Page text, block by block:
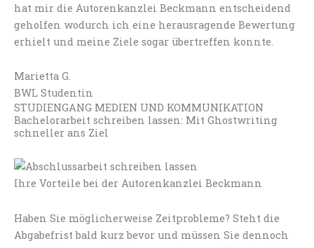
hat mir die Autorenkanzlei Beckmann entscheidend
geholfen wodurch ich eine herausragende Bewertung
erhielt und meine Ziele sogar übertreffen konnte.
Marietta G.
BWL Studentin
STUDIENGANG MEDIEN UND KOMMUNIKATION
Bachelorarbeit schreiben lassen: Mit Ghostwriting
schneller ans Ziel
Ihre Vorteile bei der Autorenkanzlei Beckmann
Haben Sie möglicherweise Zeitprobleme? Steht die
Abgabefrist bald kurz bevor und müssen Sie dennoch